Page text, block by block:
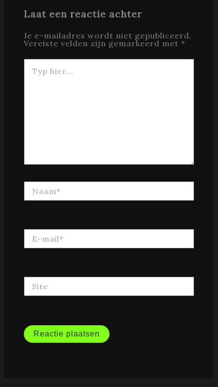
Laat een reactie achter
Je e-mailadres wordt niet gepubliceerd.
Vereiste velden zijn gemarkeerd met *
hier...
mail*